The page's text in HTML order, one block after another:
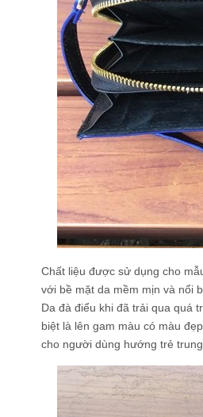
Chất liệu được sử dụng cho
với bề mặt da mềm mịn và nổi
Da đà điểu khi đã trải qua quá
biệt là lên gam màu có màu
cho người dùng hướng trẻ